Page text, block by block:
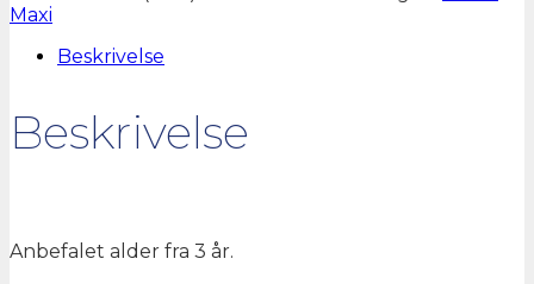
Hval
166
stifter
Maxi
Beskrivelse
Beskrivelse
Anbefalet alder fra 3 år.